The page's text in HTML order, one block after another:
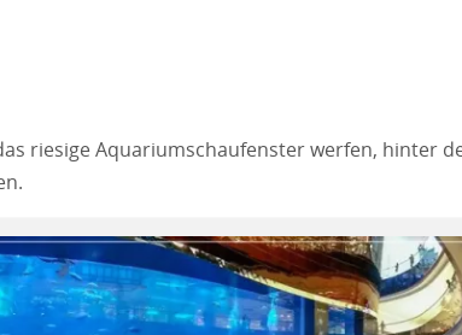
riesige Aquariumschaufenster werfen, hinter